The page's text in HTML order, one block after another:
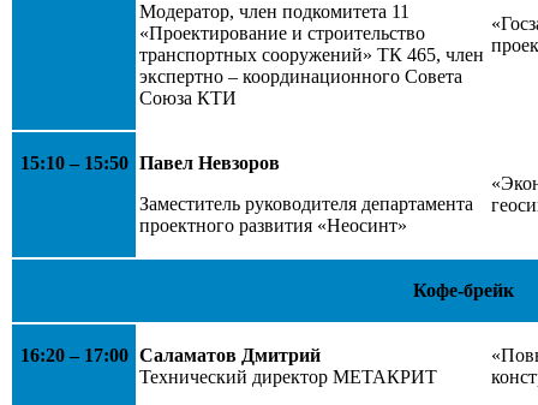
Модератор, член подкомитета 11
«Проектирование и строительство
транспортных сооружений» ТК 465, член
экспертно – координационного Совета
Союза КТИ
15:10 – 15:50 Павел Невзоров
Заместитель руководителя департамента
проектного развития «Неосинт»
Кофе-брейк
16:20 – 17:00 Саламатов Дмитрий
Технический директор МЕТАКРИТ